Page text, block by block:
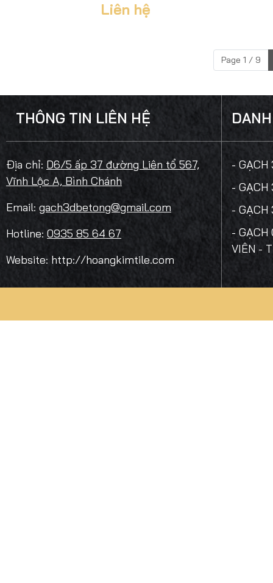
Liên hệ
Page 1 / 9
THÔNG TIN LIÊN HỆ
Địa chỉ: D6/5 ấp 37 đường Liên tổ 567,
Vĩnh Lộc A, Bình Chánh
Email: gach3dbetong@gmail.com
Hotline: 0935 85 64 67
Website: http://hoangkimtile.com
- GẠCH
- GẠCH
- GẠCH
- GẠCH
VIÊN -